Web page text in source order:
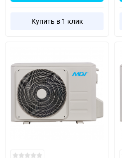
Купить в 1 клик